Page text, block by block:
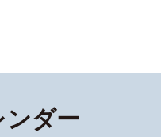
ンダー